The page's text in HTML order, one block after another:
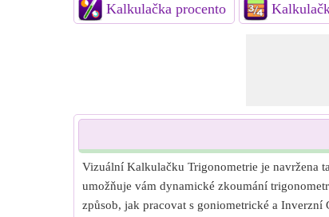
Kalkulačka procento
Vizuální Kalkulačku Trigonometrie je navržena
umožňuje vám dynamické zkoumání
způsob, jak pracovat s goniometrické a